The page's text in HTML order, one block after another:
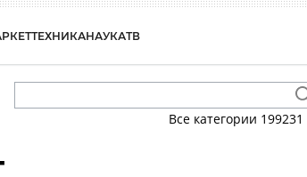
ТЕХНИКАНАУКАТВ
Все категории 199231